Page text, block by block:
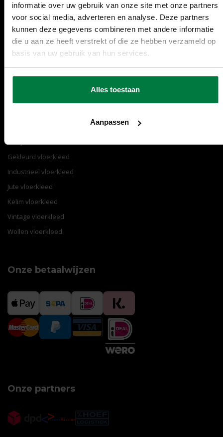
informatie over uw gebruik van onze site met onze partners
voor social media, adverteren en analyse. Deze partners
kunnen deze gegevens combineren met andere informatie
die u aan ze heeft verstrekt of die ze hebben verzameld op
basis van uw gebruik van hun services.
Alles toestaan
Aanpassen
[email protected]
instagram
facebook
youtube
Garanties
Reparatie
Retourneren
Verzending
Over ons
Sale
Stalenservice
Zakelijke klanten
Gekleurd vloerkleed
Industrieel vloerkleed
Jute vloerkleed
Kelim vloerkleed
Vintage vloerkleed
Wollen vloerkleed
Onze betaalwijzen
Onze partners